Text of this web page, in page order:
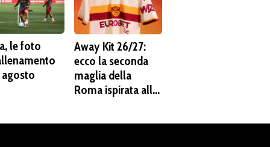
le foto
Away Kit 26/27:
ecco la seconda
maglia della
Roma ispirata alla